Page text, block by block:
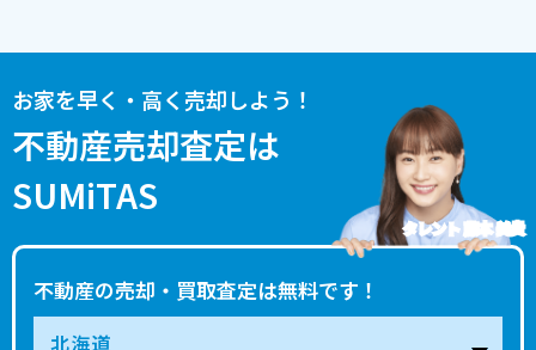
お家を早く・高く売却しよう！
不動産売却査定は
SUMiTAS
不動産の売却・買取査定は無料です！
タレント 藤本 美貴